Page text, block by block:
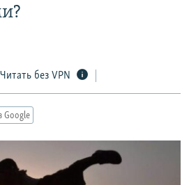
Читать без VPN
Google